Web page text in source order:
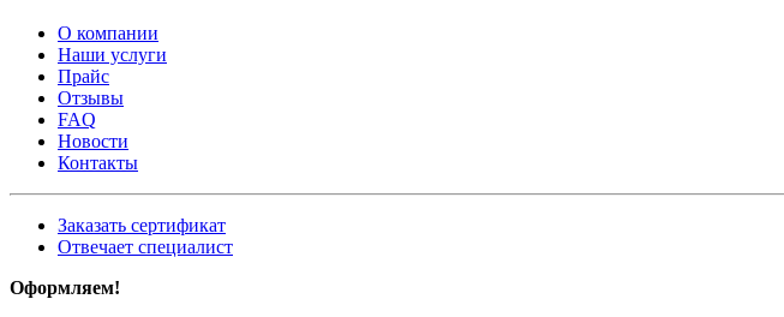
О компании
Наши услуги
Прайс
Отзывы
FAQ
Новости
Контакты
Заказать сертификат
Отвечает специалист
Оформляем!